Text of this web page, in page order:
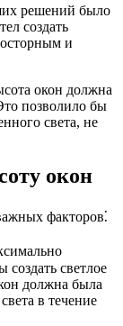
решений было
создать
и
окон должна
позволило бы
света, не
окон
факторов⁚
создать светлое
должна была
в течение